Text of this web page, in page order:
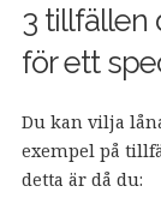
3 tillfällen
för ett
Du kan vilja
exempel på
detta är då du: